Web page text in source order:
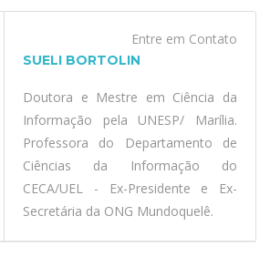
Entre em Contato
SUELI BORTOLIN
Doutora e Mestre em Ciência da
Informação pela UNESP/ Marília.
Professora do Departamento de
Ciências da Informação do
CECA/UEL - Ex-Presidente e Ex-
Secretária da ONG Mundoquelê.